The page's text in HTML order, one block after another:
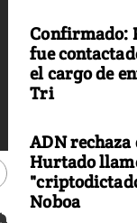
Confirmado:
fue
el cargo de
Tri
ADN rechaza
Hurtado
Noboa